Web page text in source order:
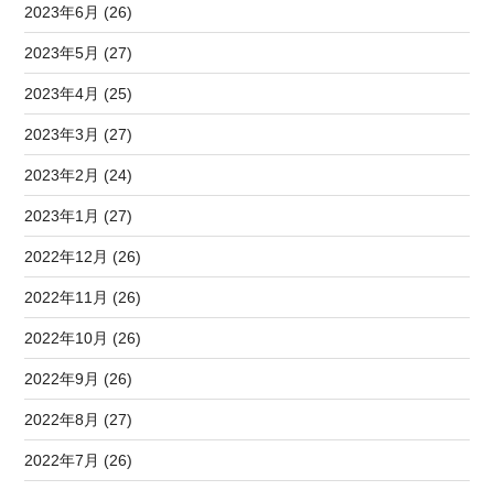
2023年6月 (26)
2023年5月 (27)
2023年4月 (25)
2023年3月 (27)
2023年2月 (24)
2023年1月 (27)
2022年12月 (26)
2022年11月 (26)
2022年10月 (26)
2022年9月 (26)
2022年8月 (27)
2022年7月 (26)